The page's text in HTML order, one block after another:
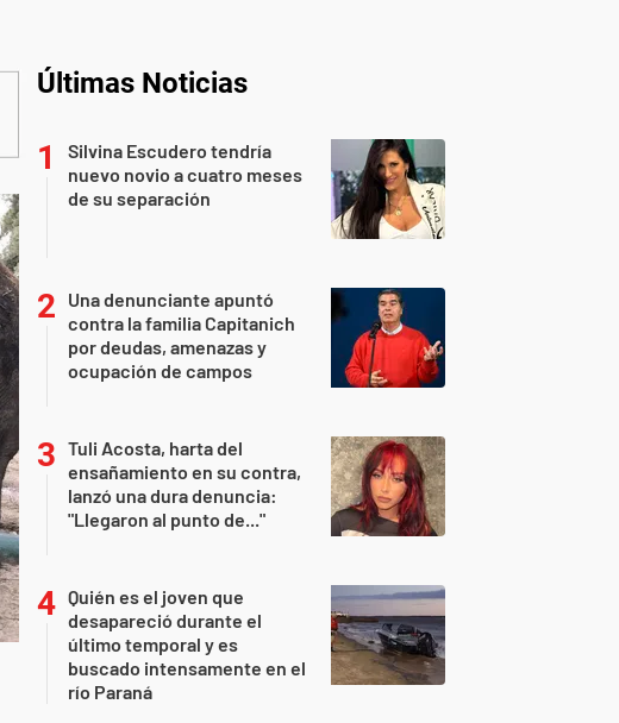
Últimas Noticias
Silvina Escudero tendría
nuevo novio a cuatro meses
de su separación
Una denunciante apuntó
contra la familia Capitanich
por deudas, amenazas y
ocupación de campos
Tuli Acosta, harta del
ensañamiento en su contra,
lanzó una dura denuncia:
"Llegaron al punto de..."
Quién es el joven que
desapareció durante el
último temporal y es
buscado intensamente en el
río Paraná